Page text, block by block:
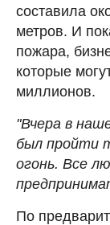
составила
метров. И
пожара,
которые
миллионов.
"Вчера в
был пройти
огонь. Все
По